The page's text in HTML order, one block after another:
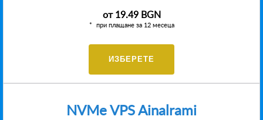
от19.49 BGN
при плащане за 12 месеца
ИЗБЕРЕТЕ
NVMe VPS Ainalrami